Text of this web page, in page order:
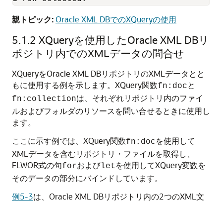
親トピック:Oracle XML DBでのXQueryの使用
5.1.2 XQueryを使用したOracle XML DBリ
ポジトリ内でのXMLデータの問合せ
XQueryをOracle XML DBリポジトリのXMLデータとと
もに使用する例を示します。XQuery関数fn:docと
fn:collectionは、それぞれリポジトリ内のファイ
ルおよびフォルダのリソースを問い合せるときに使用し
ます。
ここに示す例では、XQuery関数fn:docを使用して
XMLデータを含むリポジトリ・ファイルを取得し、
FLWOR式の句forおよびlet を使用してXQuery変数を
そのデータの部分にバインドしています。
例5-3は、Oracle XML DBリポジトリ内の2つのXML文